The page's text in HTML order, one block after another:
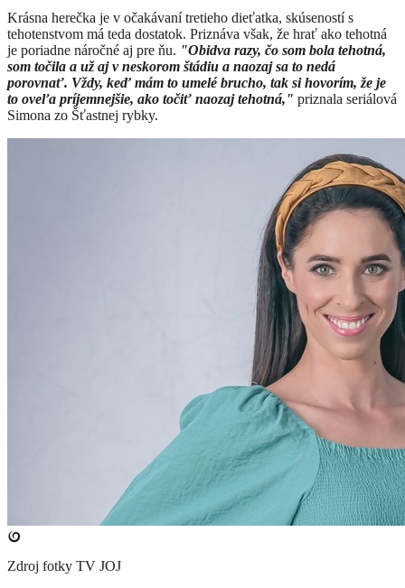
Krásna herečka je v očakávaní tretieho dieťatka, skúseností s
tehotenstvom má teda dostatok. Priznáva však, že hrať ako tehotná
je poriadne náročné aj pre ňu. "Obidva razy, čo som bola tehotná,
som točila a už aj v neskorom štádiu a naozaj sa to nedá
porovnať. Vždy, keď mám to umelé brucho, tak si hovorím, že je
to oveľa príjemnejšie, ako točiť naozaj tehotná," priznala seriálová
Simona zo Šťastnej rybky.
Zdroj fotky TV JOJ